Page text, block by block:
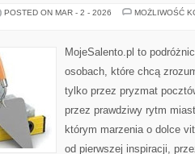
POSTED ON MAR - 2 - 2026
MOŻLIWOŚĆ
MojeSalento.pl to
osobach, które chcą
tylko przez pryzmat
przez prawdziwy rytm
którym marzenia o dolce
od pierwszej inspiracji,